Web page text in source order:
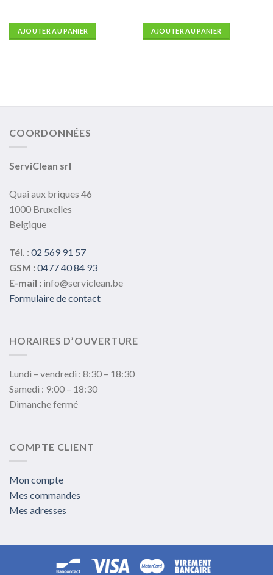
AJOUTER AU PANIER AJOUTER AU PANIER
COORDONNÉES
ServiClean srl
Quai aux briques 46
1000 Bruxelles
Belgique
Tél. : 02 569 91 57
GSM : 0477 40 84 93
E-mail : info@serviclean.be
Formulaire de contact
HORAIRES D’OUVERTURE
Lundi – vendredi : 8:30 – 18:30
Samedi : 9:00 – 18:30
Dimanche fermé
COMPTE CLIENT
Mon compte
Mes commandes
Mes adresses